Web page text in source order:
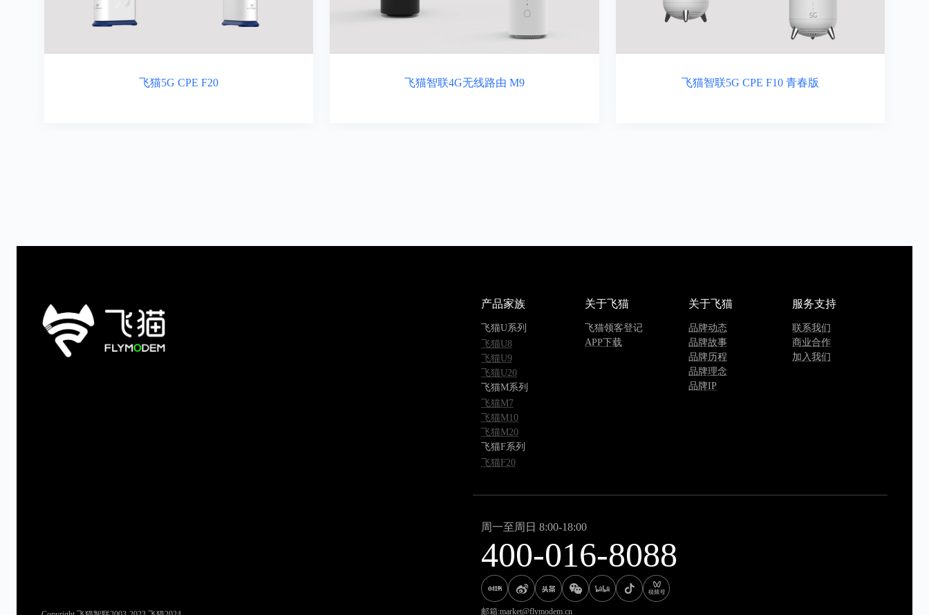
飞猫5G CPE F20 飞猫智联4G无线路由 M9 飞猫智联5G CPE F10 青春版
产品家族
飞猫U系列
飞猫U8
飞猫U9
飞猫U20
飞猫M系列
飞猫M7
飞猫M10
飞猫M20
飞猫F系列
飞猫F20
关于飞猫
飞猫领客登记
APP下载
关于飞猫
品牌动态
品牌故事
品牌历程
品牌理念
品牌IP
服务支持
联系我们
商业合作
加入我们
周一至周日 8:00-18:00
400-016-8088
邮箱:market@flymodem.cn